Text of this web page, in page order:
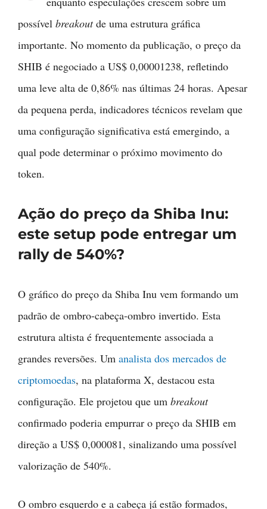
possível breakoutde uma estrutura gráfica
importante. No momento da publicação, o preço da
SHIB é negociado a US$ 0,00001238, refletindo
uma leve alta de 0,86% nas últimas 24 horas. Apesar
da pequena perda, indicadores técnicos revelam que
uma configuração significativa está emergindo, a
qual pode determinar o próximo movimento do
token.
Ação do preço da Shiba Inu:
este setup pode entregar um
rally de 540%?
O gráfico do preço da Shiba Inu vem formando um
padrão de ombro-cabeça-ombro invertido. Esta
estrutura altista é frequentemente associada a
grandes reversões. Um analista dos mercados de
criptomoedas, na plataforma X, destacou esta
configuração. Ele projetou que um breakout
confirmado poderia empurrar o preço da SHIB em
direção a US$ 0,000081, sinalizando uma possível
valorização de 540%.
O ombro esquerdo e a cabeça já estão formados,